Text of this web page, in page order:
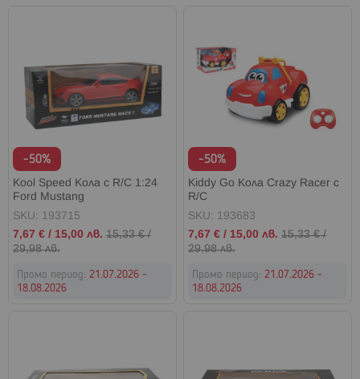
-50%
Kool Speed Кола с R/C 1:24
Ford Mustang
SKU: 193715
Промо
цена
7,67 € / 15,00 лв. 15,33 €/
29,98 лв.
Промо период: 21.07.2026 -
18.08.2026
-50%
Kiddy Go Кола Crazy Racer с
R/C
SKU: 193683
Промо
цена
7,67 € / 15,00 лв. 15,33 €/
29,98 лв.
Промо период: 21.07.2026 -
18.08.2026